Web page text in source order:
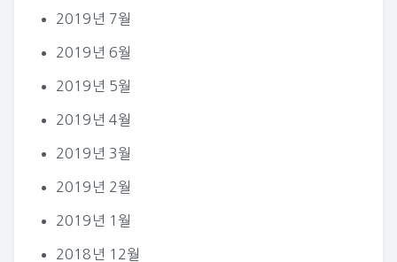
2019년 7월
2019년 6월
2019년 5월
2019년 4월
2019년 3월
2019년 2월
2019년 1월
2018년 12월